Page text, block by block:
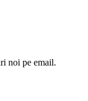
noi pe email.